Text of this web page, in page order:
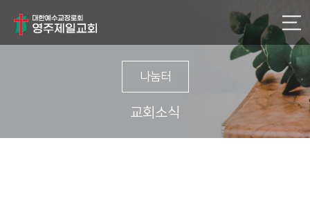
나눔터
교회소식